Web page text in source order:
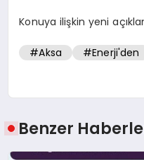
Konuya ilişkin yeni
#Aksa #Enerji'den
Benzer